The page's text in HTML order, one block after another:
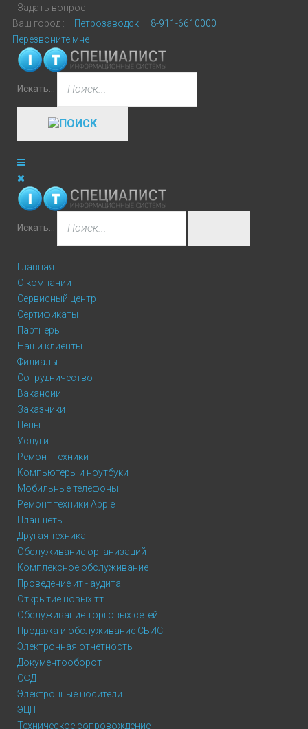
Задать вопрос
Ваш город :
Петрозаводск
8-911-6610000
Перезвоните мне
Искать...
Искать...
Главная
О компании
Сервисный центр
Сертификаты
Партнеры
Наши клиенты
Филиалы
Сотрудничество
Вакансии
Заказчики
Цены
Услуги
Ремонт техники
Компьютеры и ноутбуки
Мобильные телефоны
Ремонт техники Apple
Планшеты
Другая техника
Обслуживание организаций
Комплексное обслуживание
Проведение ит - аудита
Открытие новых тт
Обслуживание торговых сетей
Продажа и обслуживание СБИС
Электронная отчетность
Документооборот
ОФД
Электронные носители
ЭЦП
Техническое сопровождение